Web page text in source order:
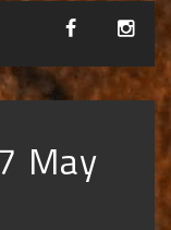
May